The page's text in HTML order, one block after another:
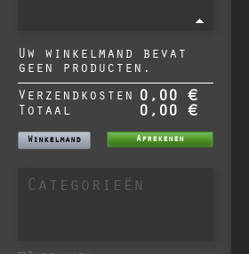
Uw winkelmand bevat
geen producten.
Verzendkosten 0,00 €
Totaal 0,00 €
Winkelmand Afrekenen
Categorieën